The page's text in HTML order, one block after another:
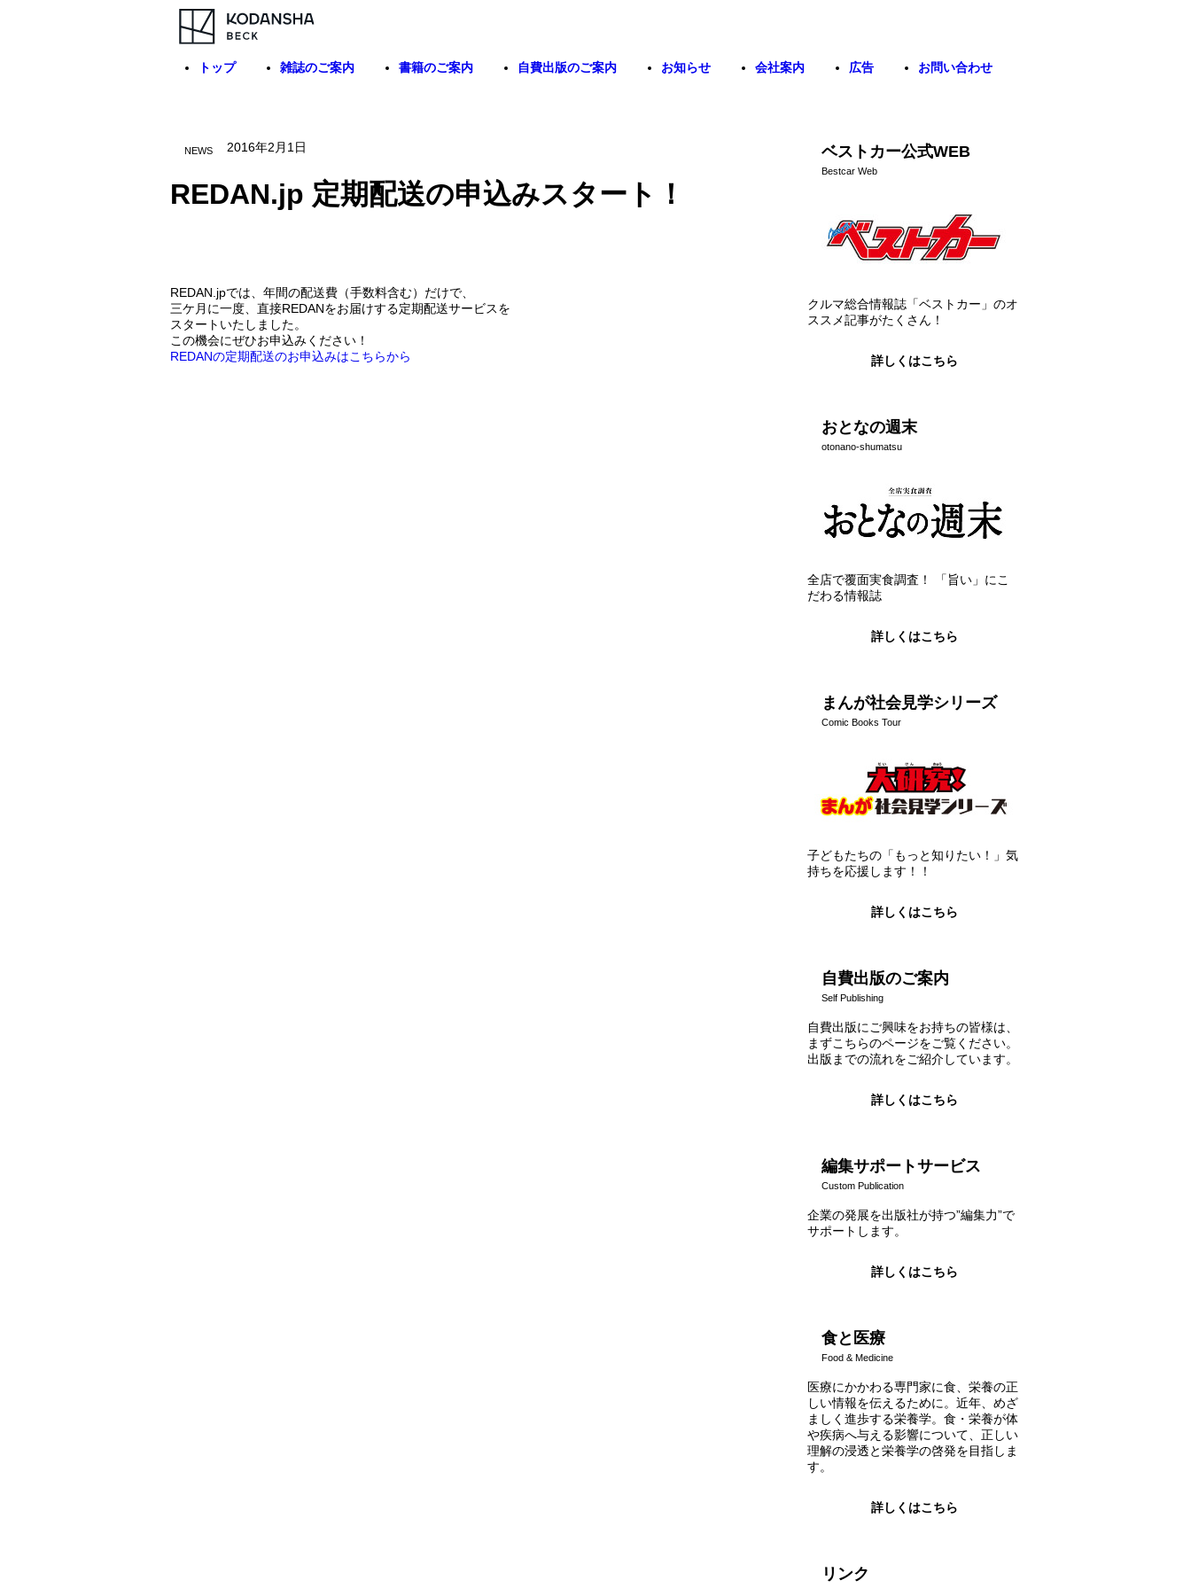
トップ 雑誌のご案内 書籍のご案内 自費出版のご案内 お知らせ 会社案内 広告 お問い合わせ
NEWS 2016年2月1日
REDAN.jp 定期配送の申込みスタート！
REDAN.jpでは、年間の配送費（手数料含む）だけで、
三ケ月に一度、直接REDANをお届けする定期配送サービスを
スタートいたしました。
この機会にぜひお申込みください！
REDANの定期配送のお申込みはこちらから
ベストカー公式WEB
Bestcar Web
クルマ総合情報誌「ベストカー」のオ
ススメ記事がたくさん！
詳しくはこちら
おとなの週末
otonano-shumatsu
全店で覆面実食調査！ 「旨い」にこ
だわる情報誌
詳しくはこちら
まんが社会見学シリーズ
Comic Books Tour
子どもたちの「もっと知りたい！」気
持ちを応援します！！
詳しくはこちら
自費出版のご案内
Self Publishing
自費出版にご興味をお持ちの皆様は、
まずこちらのページをご覧ください。
出版までの流れをご紹介しています。
詳しくはこちら
編集サポートサービス
Custom Publication
企業の発展を出版社が持つ”編集力”で
サポートします。
詳しくはこちら
食と医療
Food & Medicine
医療にかかわる専門家に食、栄養の正
しい情報を伝えるために。近年、めざ
ましく進歩する栄養学。食・栄養が体
や疾病へ与える影響について、正しい
理解の浸透と栄養学の啓発を目指しま
す。
詳しくはこちら
リンク